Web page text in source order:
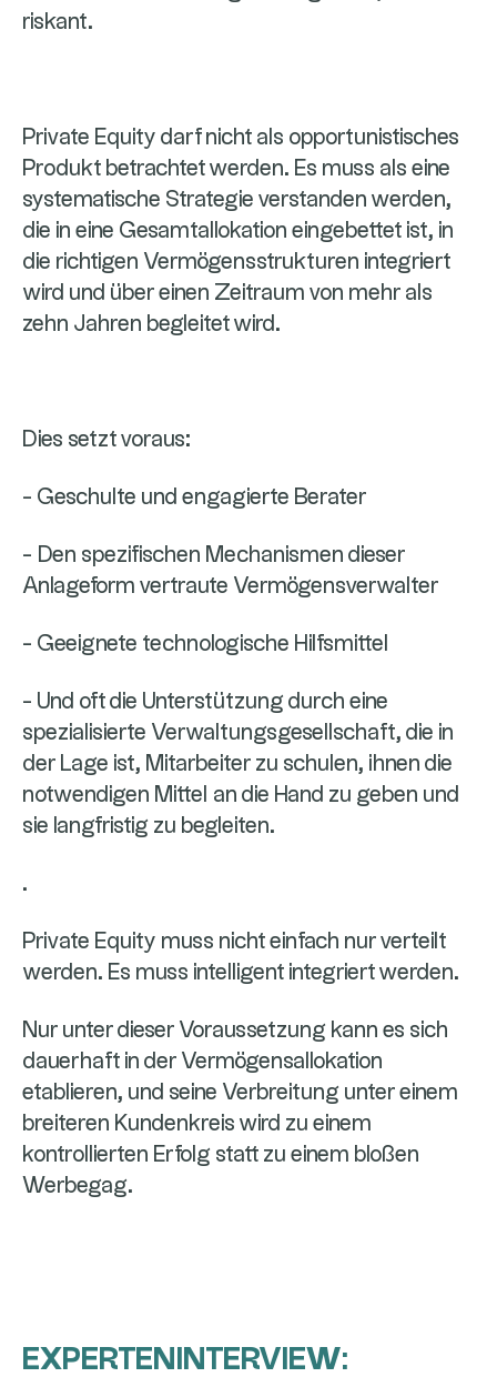
riskant.
Private Equity darf nicht als opportunistisches
Produkt betrachtet werden. Es muss als eine
systematische Strategie verstanden werden,
die in eine Gesamtallokation eingebettet ist, in
die richtigen Vermögensstrukturen integriert
wird und über einen Zeitraum von mehr als
zehn Jahren begleitet wird.
Dies setzt voraus:
- Geschulte und engagierte Berater
- Den spezifischen Mechanismen dieser
Anlageform vertraute Vermögensverwalter
- Geeignete technologische Hilfsmittel
- Und oft die Unterstützung durch eine
spezialisierte Verwaltungsgesellschaft, die in
der Lage ist, Mitarbeiter zu schulen, ihnen die
notwendigen Mittel an die Hand zu geben und
sie langfristig zu begleiten.
.
Private Equity muss nicht einfach nur verteilt
werden. Es muss intelligent integriert werden.
Nur unter dieser Voraussetzung kann es sich
dauerhaft in der Vermögensallokation
etablieren, und seine Verbreitung unter einem
breiteren Kundenkreis wird zu einem
kontrollierten Erfolg statt zu einem bloßen
Werbegag.
EXPERTENINTERVIEW: